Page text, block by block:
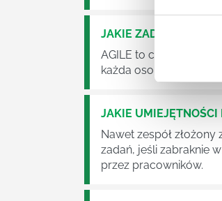
JAKIE ZADANIA
AGILE to coraz
każda osoba
JAKIE UMIEJĘTNOŚCI
Nawet zespół
zadań, jeśli zabraknie
przez pracowników.